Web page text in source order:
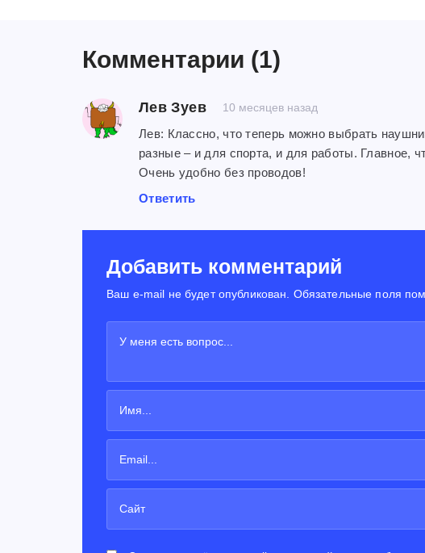
Комментарии (1)
Лев Зуев 10 месяцев назад
Лев: Классно, что теперь можно выбрать
разные – и для спорта, и для работы. Главное,
Очень удобно без проводов!
Ответить
Добавить комментарий
Ваш e-mail не будет опубликован. Обязательные поля